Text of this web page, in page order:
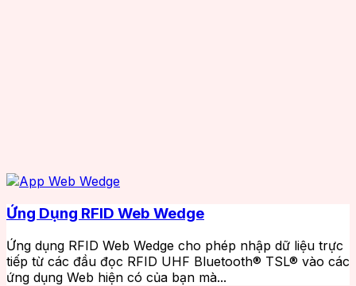
Ứng Dụng RFID Web Wedge
Ứng dụng RFID Web Wedge cho phép nhập dữ liệu trực
tiếp từ các đầu đọc RFID UHF Bluetooth® TSL® vào các
ứng dụng Web hiện có của bạn mà...